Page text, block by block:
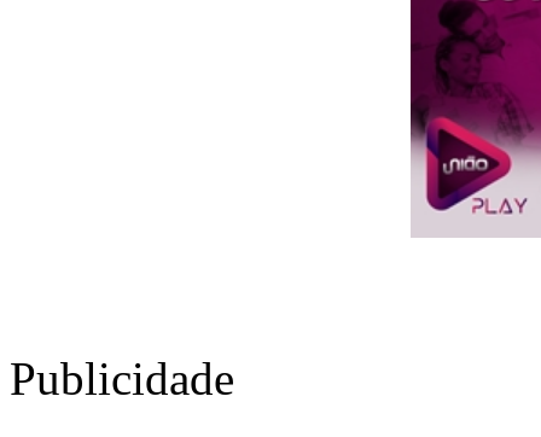
Publicidade